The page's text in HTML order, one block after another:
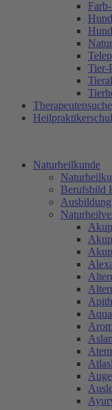
Tier-
Therapeutensuche
Naturheilkunde
Berufsbild